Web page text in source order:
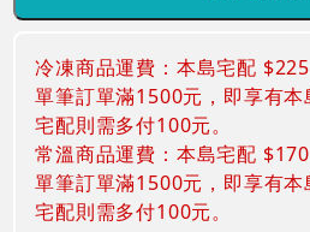
冷凍商品運費：本島宅配
單筆訂單滿1500元，即享有
宅配則需多付100元。
常溫商品運費：本島宅配
單筆訂單滿1500元，即享有
宅配則需多付100元。